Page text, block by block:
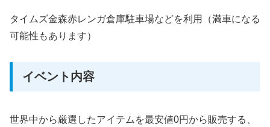
タイムズ金森赤レンガ倉庫駐車場などを利用（満車になる
可能性もあります）
イベント内容
世界中から厳選したアイテムを最安値0円から販売する、